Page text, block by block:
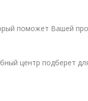
поможет Вашей
центр подберет